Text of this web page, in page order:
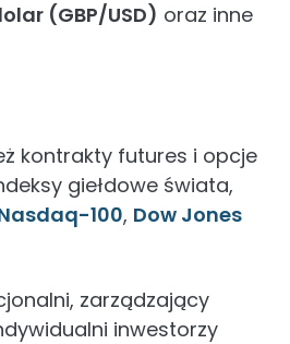
(GBP/USD) oraz inne
kontrakty futures i opcje
giełdowe świata,
100, Dow Jones
zarządzający
inwestorzy